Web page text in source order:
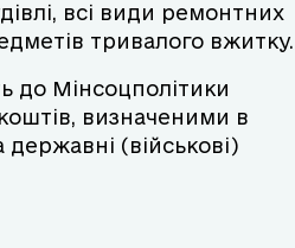
всі види ремонтних
тривалого вжитку.
до Мінсоцполітики
визначеними в
державні (військові)